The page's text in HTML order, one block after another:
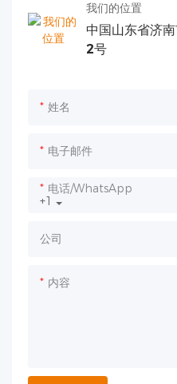
我们的位置
中国山东省济
2号
姓名
电子邮件
+1
电话/WhatsApp
公司
内容